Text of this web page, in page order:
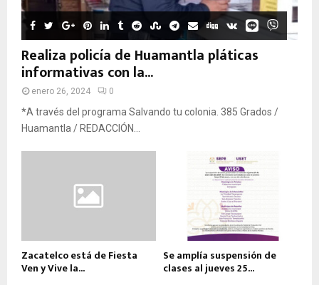
Realiza policía de Huamantla pláticas
informativas con la...
enero 26, 2024 0
*A través del programa Salvando tu colonia. 385 Grados /
Huamantla / REDACCIÓN...
Zacatelco está de Fiesta
Ven y Vive la...
Se amplía suspensión de
clases al jueves 25...